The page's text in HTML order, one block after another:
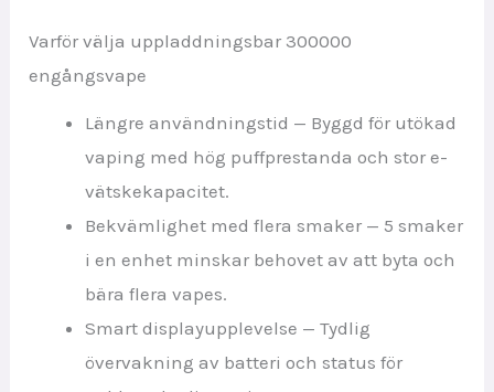
Varför välja uppladdningsbar 300000
engångsvape
Längre användningstid — Byggd för utökad
vaping med hög puffprestanda och stor e-
vätskekapacitet.
Bekvämlighet med flera smaker — 5 smaker
i en enhet minskar behovet av att byta och
bära flera vapes.
Smart displayupplevelse — Tydlig
övervakning av batteri och status för